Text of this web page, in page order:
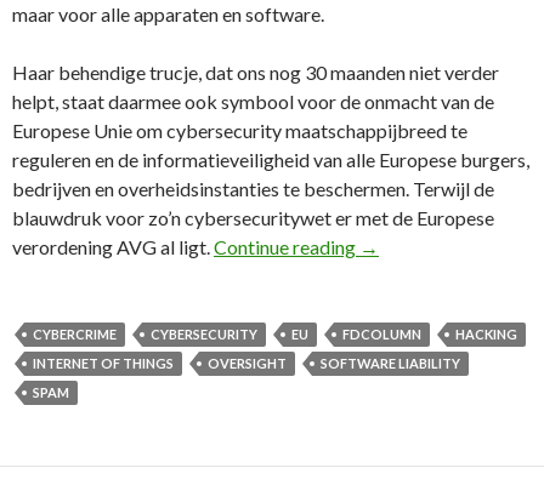
maar voor alle apparaten en software.
Haar behendige trucje, dat ons nog 30 maanden niet verder
helpt, staat daarmee ook symbool voor de onmacht van de
Europese Unie om cybersecurity maatschappijbreed te
reguleren en de informatieveiligheid van alle Europese burgers,
bedrijven en overheidsinstanties te beschermen. Terwijl de
blauwdruk voor zo’n cybersecuritywet er met de Europese
verordening AVG al ligt. Continue reading 97e FD Column:
→
CYBERCRIME CYBERSECURITY EU FDCOLUMN
HACKING
INTERNET OF THINGS
OVERSIGHT
SOFTWARE LIABILITY
SPAM